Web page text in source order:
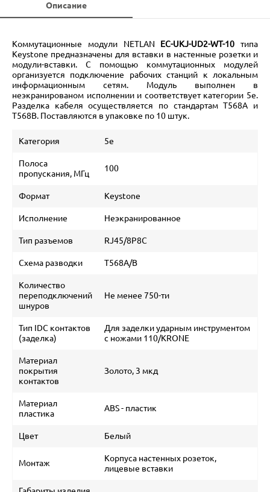
Описание
Коммутационные модули NETLAN EC-UKJ-UD2-WT-10 типа
Keystone предназначены для вставки в настенные розетки и
модули-вставки. С помощью коммутационных модулей
организуется подключение рабочих станций к локальным
информационным сетям. Модуль выполнен в
неэкранированом исполнении и соответствует категории 5e.
Разделка кабеля осуществляется по стандартам T568A и
T568B. Поставляются в упаковке по 10 штук.
Категория 5е
Полоса
пропускания, МГц
100
Формат Keystone
Исполнение Неэкранированное
Тип разъемов RJ45/8P8C
Схема разводки T568A/B
Количество
переподключений
шнуров
Не менее 750-ти
Тип IDC контактов
(заделка)
Для заделки ударным инструментом
с ножами 110/KRONE
Материал
покрытия
контактов
Золото, 3 мкд
Материал
пластика
ABS - пластик
Цвет Белый
Монтаж
Корпуса настенных розеток,
лицевые вставки